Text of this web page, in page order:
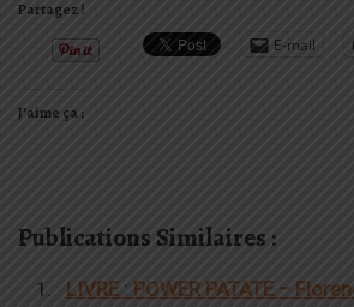
Partagez !
E-mail
J’aime ça :
Publications Similaires :
LIVRE : POWER PATATE –